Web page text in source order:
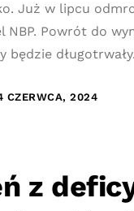
Już w lipcu
NBP. Powrót do
będzie długotrwały.
CZERWCA, 2024
z